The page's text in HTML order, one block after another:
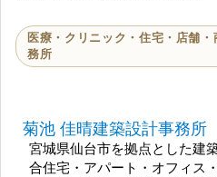
医療・クリニック・住宅・店舗
務所
菊池 佳晴建築設計事務所
宮城県仙台市を拠点とした建
合住宅・アパート・オフィス